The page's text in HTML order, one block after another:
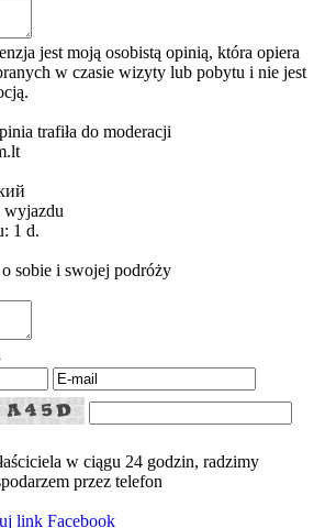
jest moją osobistą opinią, która opiera
w czasie wizyty lub pobytu i nie jest
trafiła do moderacji
wyjazdu
1 d.
sobie i swojej podróży
w ciągu 24 godzin, radzimy
przez telefon
link Facebook